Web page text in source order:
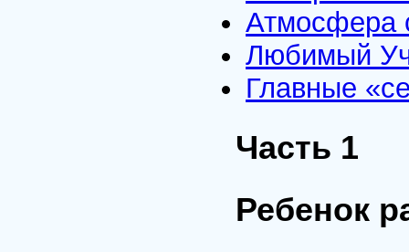
Атмосфера
Любимый
Главные
Часть 1
Ребенок